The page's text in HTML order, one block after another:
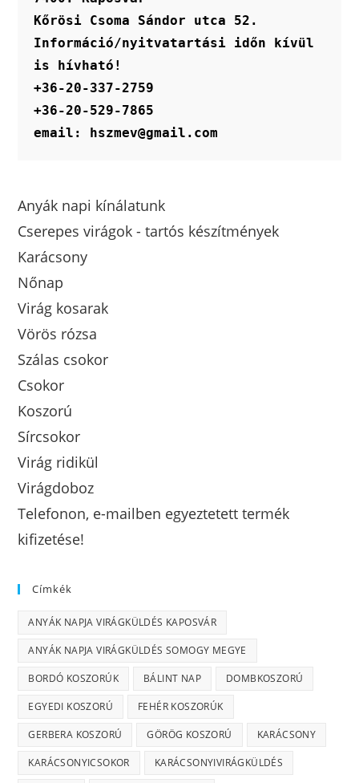
Kőrösi Csoma Sándor utca 52.
Információ/nyitvatartási időn kívül
is hívható!
+36-20-337-2759
+36-20-529-7865
email: hszmev@gmail.com
Anyák napi kínálatunk
Cserepes virágok - tartós készítmények
Karácsony
Nőnap
Virág kosarak
Vörös rózsa
Szálas csokor
Csokor
Koszorú
Sírcsokor
Virág ridikül
Virágdoboz
Telefonon, e-mailben egyeztetett termék
kifizetése!
Címkék
ANYÁK NAPJA VIRÁGKÜLDÉS KAPOSVÁR
ANYÁK NAPJA VIRÁGKÜLDÉS SOMOGY MEGYE
BORDÓ KOSZORÚK BÁLINT NAP DOMBKOSZORÚ
EGYEDI KOSZORÚ FEHÉR KOSZORÚK
GERBERA KOSZORÚ GÖRÖG KOSZORÚ KARÁCSONY
KARÁCSONYICSOKOR KARÁCSONYIVIRÁGKÜLDÉS